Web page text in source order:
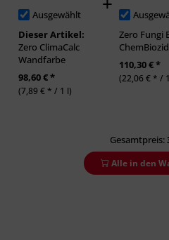
Ausgewählt
Dieser Artikel:
Zero ClimaCalc
Wandfarbe
98,60 € *
(7,89 € * / 1 l)
Zero Fungi
110,30 € *
(22,06 € * /
Gesamtpreis:
Alle in den